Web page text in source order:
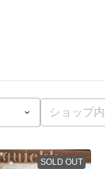
SOLD OUT